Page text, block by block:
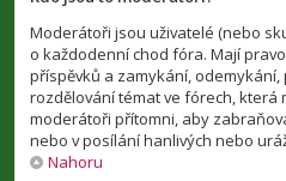
Moderátoři jsou uživatelé (nebo
o každodenní chod fóra. Mají
příspěvků a zamykání,
rozdělování témat ve fórech, která
moderátoři přítomni, aby
nebo v posílání hanlivých nebo
Nahoru